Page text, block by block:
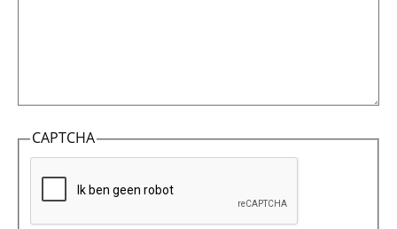
CAPTCHA